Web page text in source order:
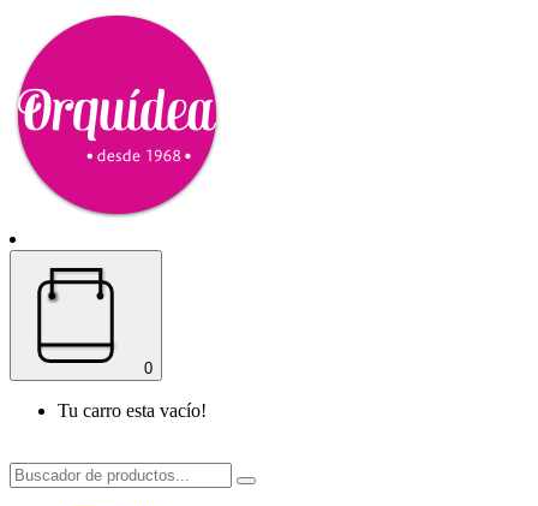
0
Tu carro esta vacío!